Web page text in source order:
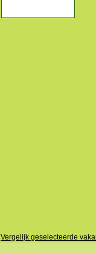
Vergelijk geselecteerde